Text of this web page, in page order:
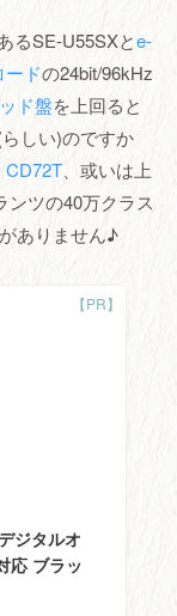
るSE-U55SXとe-
ドの24bit/96kHz
ド盤を上回ると
しい)のですか
、或いは上
ンツの40万クラス
ありません♪
ジタルオ
応 ブラッ